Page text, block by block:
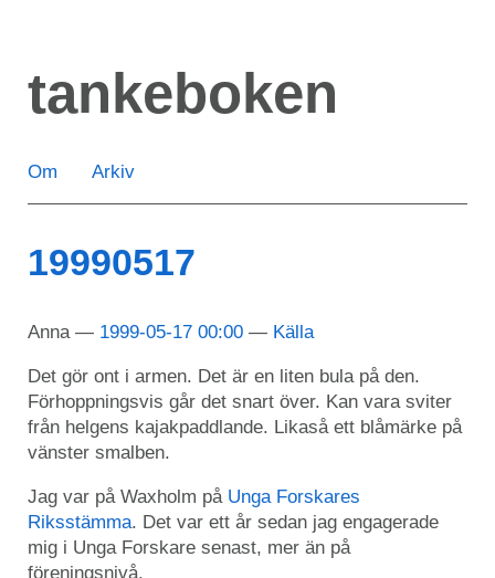
huvudinnehåll
tankeboken
Om Arkiv
19990517
Anna 1999-05-17 00:00 Källa
Det gör ont i armen. Det är en liten bula på den.
Förhoppningsvis går det snart över. Kan vara sviter
från helgens kajakpaddlande. Likaså ett blåmärke på
vänster smalben.
Jag var på Waxholm på Unga Forskares
Riksstämma. Det var ett år sedan jag engagerade
mig i Unga Forskare senast, mer än på
föreningsnivå.